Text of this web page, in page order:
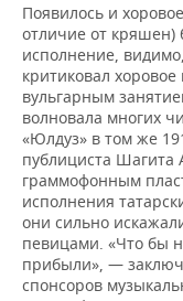
Появилось и
отличие от кряшен)
исполнение,
критиковал
вульгарным
волновала многих
«Юлдуз» в том же
публициста
граммофонным
исполнения
они сильно
певицами. «Что бы
прибыли», —
спонсоров